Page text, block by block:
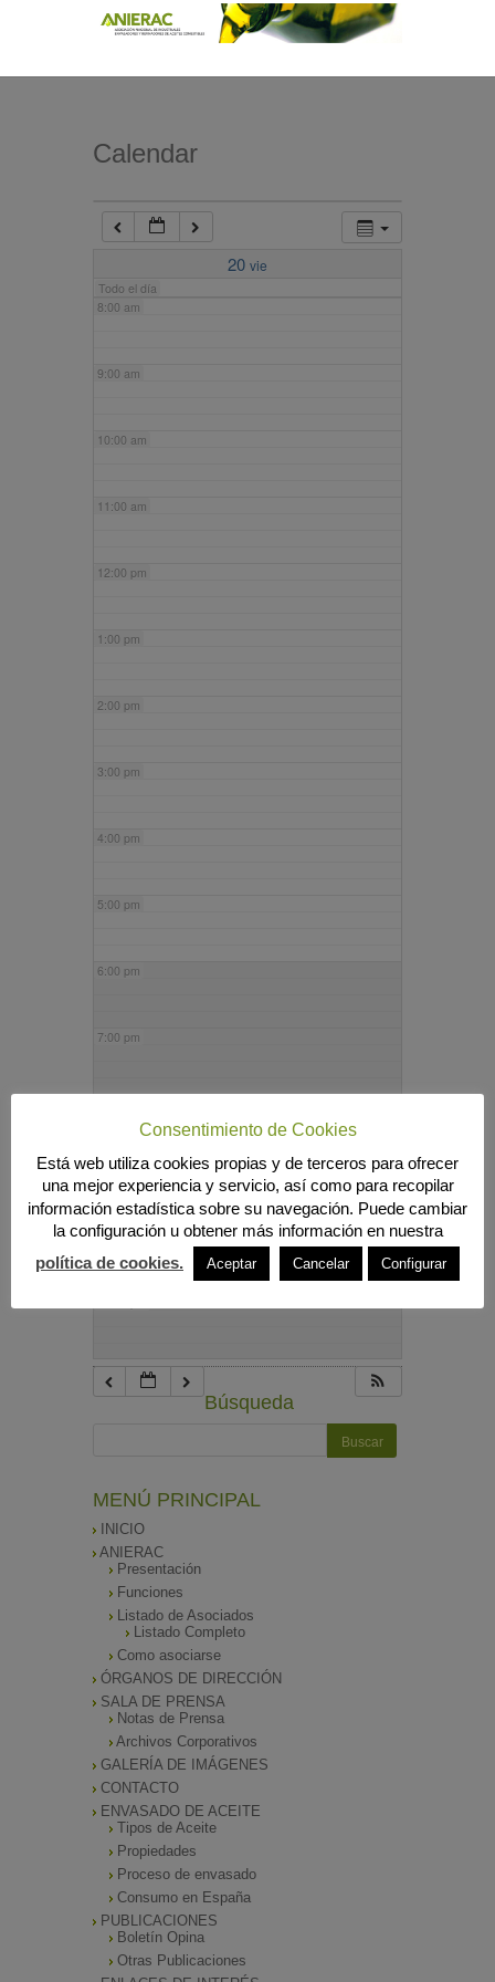
Calendar
20 vie
Todo el día
7:00 am
8:00 am
9:00 am
10:00 am
11:00 am
12:00 pm
1:00 pm
2:00 pm
3:00 pm
4:00 pm
5:00 pm
6:00 pm
7:00 pm
9:00 pm
10:00 pm
Búsqueda
MENÚ PRINCIPAL
INICIO
ANIERAC
Presentación
Funciones
Listado de Asociados
Listado Completo
Como asociarse
ÓRGANOS DE DIRECCIÓN
SALA DE PRENSA
Notas de Prensa
Archivos Corporativos
GALERÍA DE IMÁGENES
CONTACTO
ENVASADO DE ACEITE
Tipos de Aceite
Propiedades
Proceso de envasado
Consumo en España
PUBLICACIONES
Boletín Opina
Otras Publicaciones
Consentimiento de Cookies
Está web utiliza cookies propias y de terceros para ofrecer
una mejor experiencia y servicio, así como para recopilar
información estadística sobre su navegación. Puede cambiar
la configuración u obtener más información en nuestra
política de cookies.
Aceptar Cancelar Configurar